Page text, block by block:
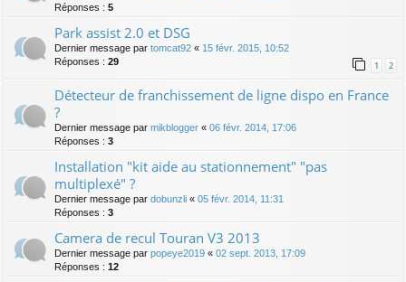
Réponses : 5
Park assist 2.0 et DSG
Dernier message par tomcat92 « 15 févr. 2015, 10:52
Réponses : 29 1 2
Détecteur de franchissement de ligne dispo en France
?
Dernier message par mikblogger « 06 févr. 2014, 17:06
Réponses : 3
Installation "kit aide au stationnement" "pas
multiplexé" ?
Dernier message par dobunzli « 05 févr. 2014, 11:31
Réponses : 3
Camera de recul Touran V3 2013
Dernier message par popeye2019 « 02 sept. 2013, 17:09
Réponses : 12